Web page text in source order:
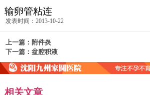
输卵管粘连
发表时间：2013-10-22
上一篇： 附件炎
下一篇： 盆腔积液
相关文章